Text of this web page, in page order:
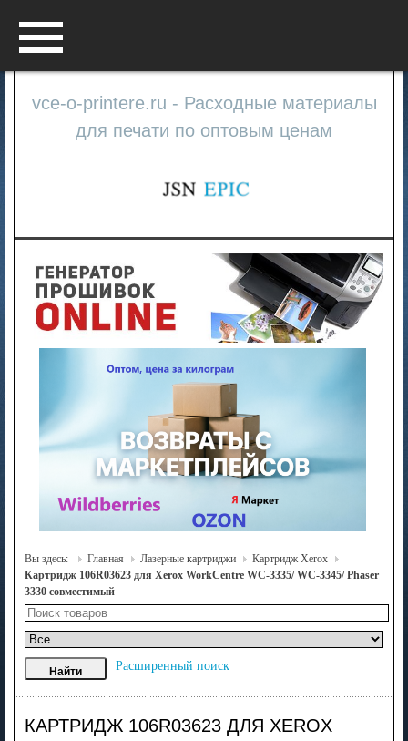
vce-o-printere.ru - Расходные материалы
для печати по оптовым ценам
Вы здесь: Главная Лазерные картриджи
Картридж Xerox
Картридж 106R03623 для Xerox WorkCentre WC-3335/ WC-3345/ Phaser
3330 совместимый
Расширенный поиск
КАРТРИДЖ 106R03623 ДЛЯ XEROX